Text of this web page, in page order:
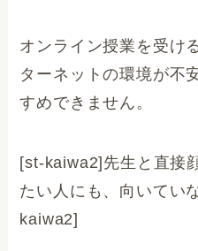
オンライン授業を受け
ターネットの環境が不
すめできません。
[st-kaiwa2]先生と直接
たい人にも、向いてい
kaiwa2]